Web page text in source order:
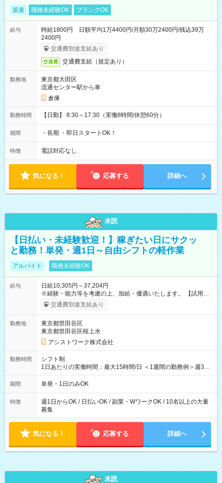
派遣 職種未経験OK ブランクOK
給与
時給1800円 日額平均1万4400円/月額30万2400円/残込39万
2400円
交通費別途支給あり
交通費 交通費支給（規定あり）
勤務地
東京都大田区
流通センター駅から車
倉庫
勤務時間 【日勤】 8:30～17:30（実働8時間/休憩60分）
期間 ・長期 ・即日スタートOK！
特徴 電話対応なし
気になる！ 応募する 詳細へ
未読
【日払い・未経験歓迎！】稼ぎたい日にサクッ
と勤務！単発・週1日～自由シフトの軽作業
アルバイト 職種未経験OK
給与
日給10,305円～37,204円
※経験・能力等を考慮の上、加給・優遇いたします。 【試用期
間】試用期間なし
交通費別途支給あり
勤務地
東京都世田谷区
東京都世田谷区桜上水
アシストワーク株式会社
勤務時間
シフト制
1日あたりの実働時間：最大15時間/日 ＜1週間の勤務例＞週3回
勤務 勤務：月・水・金 休み：火・木・土・日 好きな時にお仕事
可能です！ ※1日あたりの最大実働時間は日勤、夜勤共に勤務し
期間 単発・1日のみOK
特徴
週1日からOK / 日払いOK / 副業・WワークOK / 10名以上の大量
募集
気になる！ 応募する 詳細へ
未読